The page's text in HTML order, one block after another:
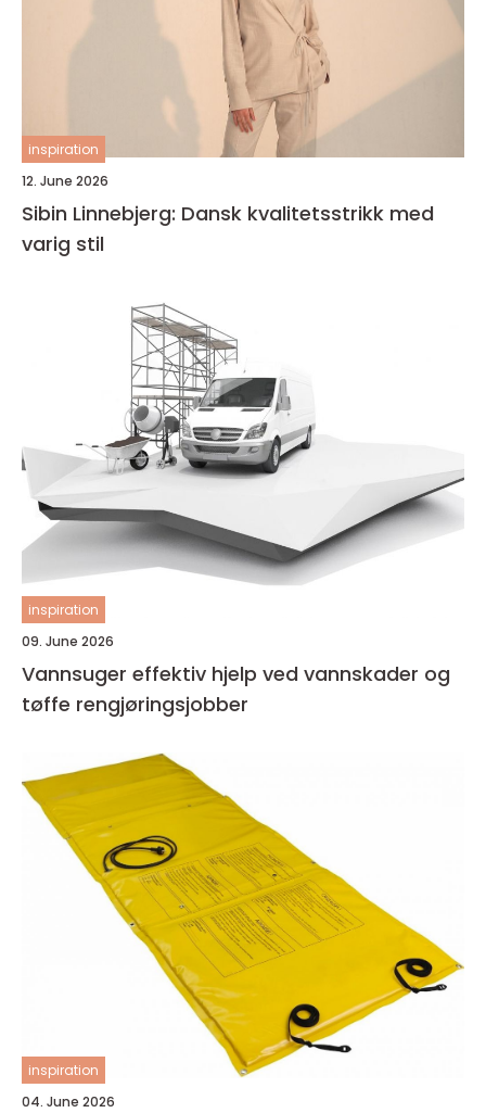
inspiration
12. June 2026
Sibin Linnebjerg: Dansk kvalitetsstrikk med
varig stil
inspiration
09. June 2026
Vannsuger effektiv hjelp ved vannskader og
tøffe rengjøringsjobber
inspiration
04. June 2026